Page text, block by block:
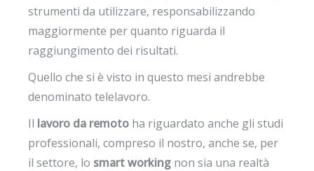
strumenti da utilizzare, responsabilizzando
maggiormente per quanto riguarda il
raggiungimento dei risultati.
Quello che si è visto in questo mesi andrebbe
denominato telelavoro.
Il lavoro da remoto ha riguardato anche gli studi
professionali, compreso il nostro, anche se, per
il settore, lo smart working non sia una realtà